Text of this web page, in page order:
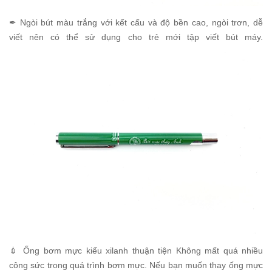
✒ Ngòi bút màu trắng với kết cấu và độ bền cao, ngòi trơn, dễ
viết nên có thể sử dụng cho trẻ mới tập viết bút máy.
💉 Ống bơm mực kiểu xilanh thuận tiện Không mất quá nhiều
công sức trong quá trình bơm mực. Nếu bạn muốn thay ống mực